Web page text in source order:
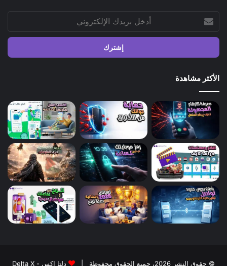
بريدك
الإلكتروني
الأكثر مشاهدة
© حقوق النشر 2026، جميع الحقوق محفوظة | دلتا اكس - Delta X